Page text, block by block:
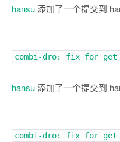
hansu添加了一个提交到
combi-dro: fix for
hansu添加了一个提交到
combi-dro: fix for